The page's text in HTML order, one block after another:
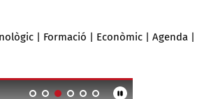
| Formació | Econòmic | Agenda |